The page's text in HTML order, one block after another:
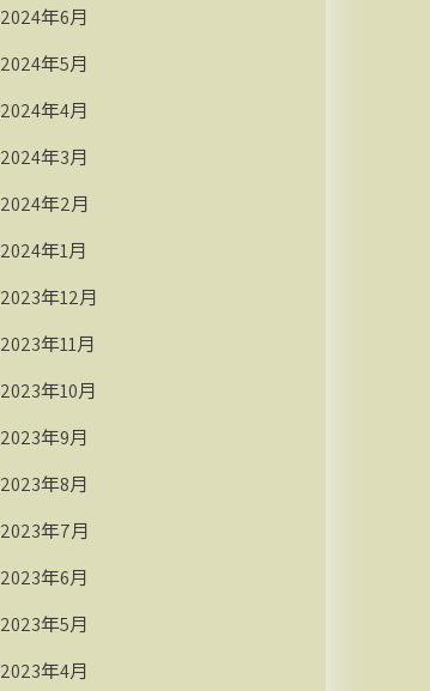
2024年6月
2024年5月
2024年4月
2024年3月
2024年2月
2024年1月
2023年12月
2023年11月
2023年10月
2023年9月
2023年8月
2023年7月
2023年6月
2023年5月
2023年4月